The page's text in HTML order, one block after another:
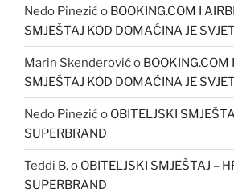
Nedo Pinezićo BOOKING.COM I
SMJEŠTAJ KOD DOMAĆINA JE
Marin Skenderovićo BOOKING.COM
SMJEŠTAJ KOD DOMAĆINA JE
Nedo Pinezićo OBITELJSKI
SUPERBRAND
Teddi B.o OBITELJSKI SMJEŠTAJ –
SUPERBRAND